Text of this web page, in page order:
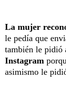
La mujer
le pedía que
también le pidió
Instagram
asimismo le